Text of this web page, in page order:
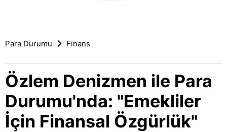
Para Durumu Finans
Özlem Denizmen ile Para
Durumu'nda: "Emekliler
İçin Finansal Özgürlük"